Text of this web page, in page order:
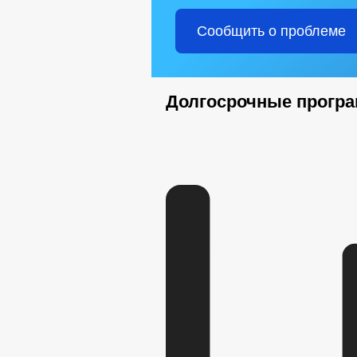
Сообщить о проблеме
Долгосрочные